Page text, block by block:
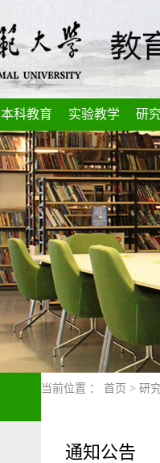
本科教育 实验教学 研
当前位置 ： 首页 > 研
通知公告